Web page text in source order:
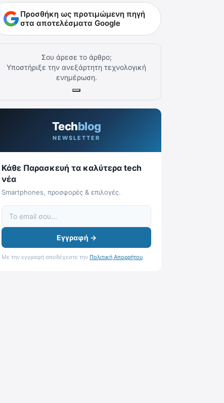
Προσθήκη ως προτιμώμενη πηγή
στα αποτελέσματα Google
Σου άρεσε το άρθρο;
Υποστήριξε την ανεξάρτητη τεχνολογική
ενημέρωση.
Techblog
NEWSLETTER
Κάθε Παρασκευή τα καλύτερα tech
νέα
Smartphones, προσφορές & επιλογές.
Εγγραφή →
Με την εγγραφή αποδέχεστε την Πολιτική Απορρήτου.